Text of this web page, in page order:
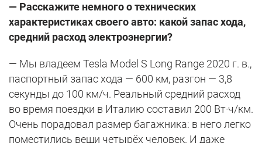
— Расскажите немного о технических
характеристиках своего авто: какой запас хода,
средний расход электроэнергии?
— Мы владеем Tesla Model S Long Range 2020 г. в.,
паспортный запас хода — 600 км, разгон — 3,8
секунды до 100 км/ч. Реальный средний расход
во время поездки в Италию составил 200 Вт·ч/км.
Очень порадовал размер багажника: в него легко
поместились вещи четырёх человек. И даже